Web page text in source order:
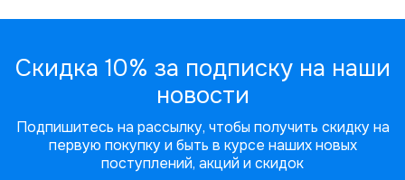
Скидка 10% за подписку на наши
новости
Подпишитесь на рассылку, чтобы получить скидку на
первую покупку и быть в курсе наших новых
поступлений, акций и скидок